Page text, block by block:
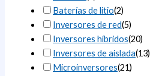
Baterías de litio(2)
Inversores de red(5)
Inversores híbridos(20)
Inversores de aislada(13)
Microinversores(21)